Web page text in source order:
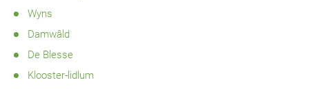
Wyns
Damwâld
De Blesse
Klooster-lidlum